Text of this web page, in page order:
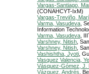
Vargas-Santiago,
(CONAHCYT-IxM)
Vargas-Treviño,
Varma, Vasudeva ,
Information
Varma, Vasudeva ,
Varshney, Nitish ,
Varshney, Nitish ,
Vashishtha, Jyoti ,
Vasquez Valencia,
Vásquez-Gómez, J.
Vázquez, Andrés ,